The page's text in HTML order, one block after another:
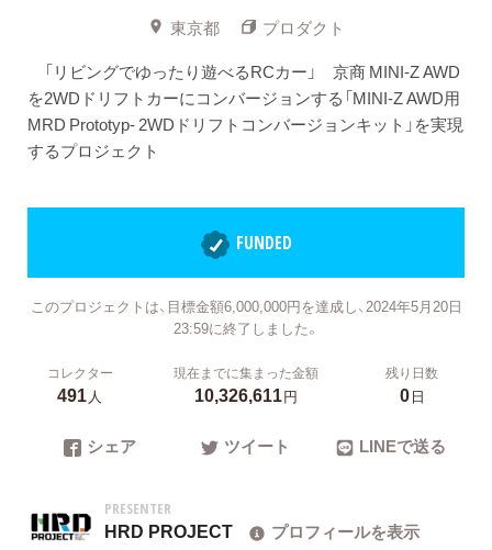
東京都
プロダクト
「リビングでゆったり遊べるRCカー」 京商 MINI-Z AWD
を2WDドリフトカーにコンバージョンする「MINI-Z AWD用
MRD Prototyp- 2WDドリフトコンバージョンキット」を実現
するプロジェクト
FUNDED
このプロジェクトは、目標金額6,000,000円を達成し、2024年5月20日
23:59に終了しました。
コレクター
491人
現在までに集まった金額
10,326,611円
残り日数
0日
シェア ツイート LINEで送る
PRESENTER
HRD PROJECT プロフィールを表示